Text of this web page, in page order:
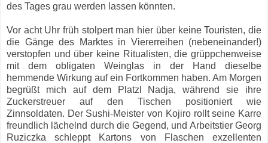
des Tages grau werden lassen könnten.
Vor acht Uhr früh stolpert man hier über keine Touristen, die
die Gänge des Marktes in Viererreihen (nebeneinander!)
verstopfen und über keine Ritualisten, die grüppchenweise
mit dem obligaten Weinglas in der Hand dieselbe
hemmende Wirkung auf ein Fortkommen haben. Am Morgen
begrüßt mich auf dem Platzl Nadja, während sie ihre
Zuckerstreuer auf den Tischen positioniert wie
Zinnsoldaten. Der Sushi-Meister von Kojiro rollt seine Karre
freundlich lächelnd durch die Gegend, und Arbeitstier Georg
Ruziczka schleppt Kartons von Flaschen exzellenten